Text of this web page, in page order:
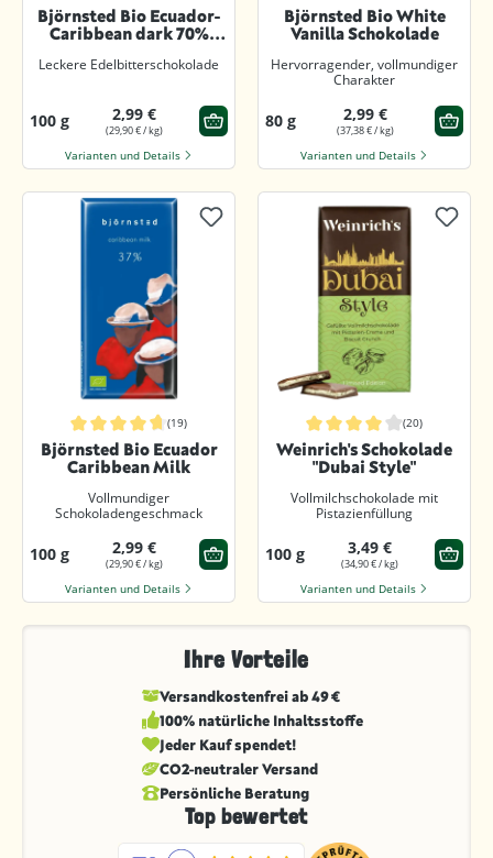
Durchschnittliche Bewertung von 4.9 von 5 Sternen
Björnsted Bio Ecuador-
Caribbean dark 70%
Leckere Edelbitterschokolade
100 g 2,99 €
(29,90 € / kg)
Varianten und Details
Durchschnittliche Bewertung von
Björnsted Bio White
Vanilla Schokolade
Hervorragender, vollmundiger
Charakter
80 g 2,99 €
(37,38 € / kg)
Varianten und Details
Durchschnittliche Bewertung von 4.7 von 5 Sternen
(19)
Björnsted Bio Ecuador
Caribbean Milk
Vollmundiger
Schokoladengeschmack
100 g 2,99 €
(29,90 € / kg)
Varianten und Details
Durchschnittliche Bewertung von 4
(20)
Weinrich's Schokolade
"Dubai Style"
Vollmilchschokolade mit
Pistazienfüllung
100 g 3,49 €
(34,90 € / kg)
Varianten und Details
Ihre Vorteile
Versandkostenfrei ab 49 €
100% natürliche Inhaltsstoffe
Jeder Kauf spendet!
CO2-neutraler Versand
Persönliche Beratung
Top bewertet